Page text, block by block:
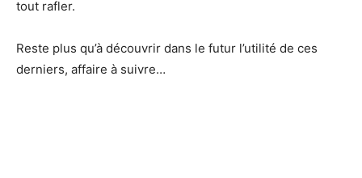
tout rafler.
Reste plus qu’à découvrir dans le futur l’utilité de ces
derniers, affaire à suivre…